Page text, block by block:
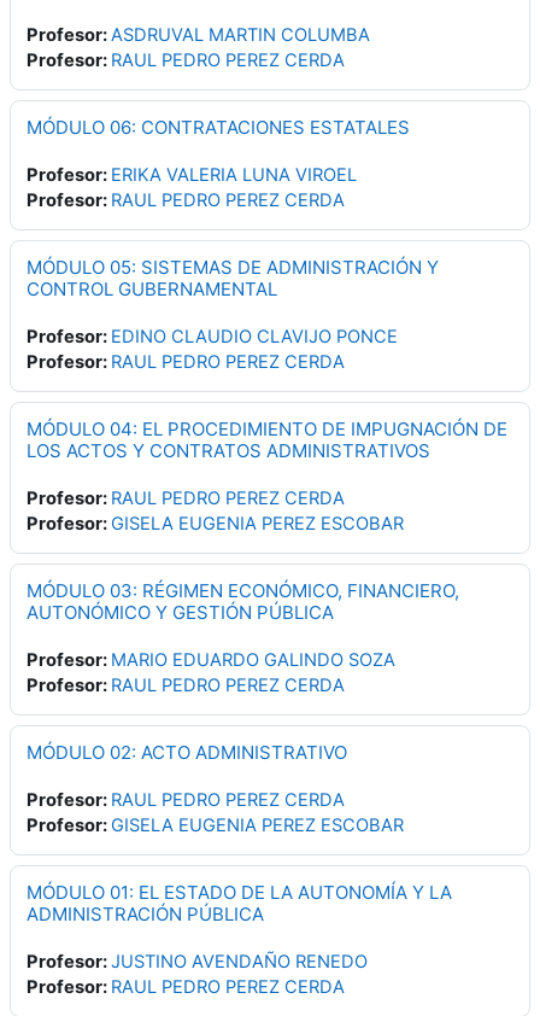
Profesor:ASDRUVAL MARTIN COLUMBA
Profesor: RAUL PEDRO PEREZ CERDA
MÓDULO 06: CONTRATACIONES ESTATALES
Profesor: ERIKA VALERIA LUNA VIROEL
Profesor: RAUL PEDRO PEREZ CERDA
MÓDULO 05: SISTEMAS DE ADMINISTRACIÓN Y
CONTROL GUBERNAMENTAL
Profesor: EDINO CLAUDIO CLAVIJO PONCE
Profesor: RAUL PEDRO PEREZ CERDA
MÓDULO 04: EL PROCEDIMIENTO DE IMPUGNACIÓN DE
LOS ACTOS Y CONTRATOS ADMINISTRATIVOS
Profesor: RAUL PEDRO PEREZ CERDA
Profesor:GISELA EUGENIA PEREZ ESCOBAR
MÓDULO 03: RÉGIMEN ECONÓMICO, FINANCIERO,
AUTONÓMICO Y GESTIÓN PÚBLICA
Profesor: MARIO EDUARDO GALINDO SOZA
Profesor: RAUL PEDRO PEREZ CERDA
MÓDULO 02: ACTO ADMINISTRATIVO
Profesor: RAUL PEDRO PEREZ CERDA
Profesor:GISELA EUGENIA PEREZ ESCOBAR
MÓDULO 01: EL ESTADO DE LA AUTONOMÍA Y LA
ADMINISTRACIÓN PÚBLICA
Profesor:JUSTINO AVENDAÑO RENEDO
Profesor: RAUL PEDRO PEREZ CERDA